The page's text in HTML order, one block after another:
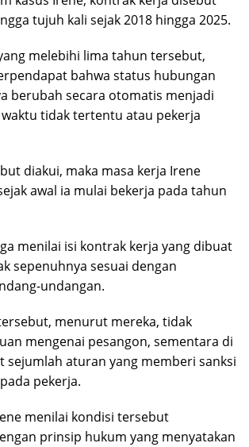
tujuh kali sejak 2018 hingga 2025.
melebihi lima tahun tersebut,
bahwa status hubungan
berubah secara otomatis menjadi
tidak tertentu atau pekerja
diakui, maka masa kerja Irene
awal ia mulai bekerja pada tahun
menilai isi kontrak kerja yang dibuat
sepenuhnya sesuai dengan
undangan.
menurut mereka, tidak
mengenai pesangon, sementara di
sejumlah aturan yang memberi sanksi
pekerja.
menilai kondisi tersebut
prinsip hukum yang menyatakan